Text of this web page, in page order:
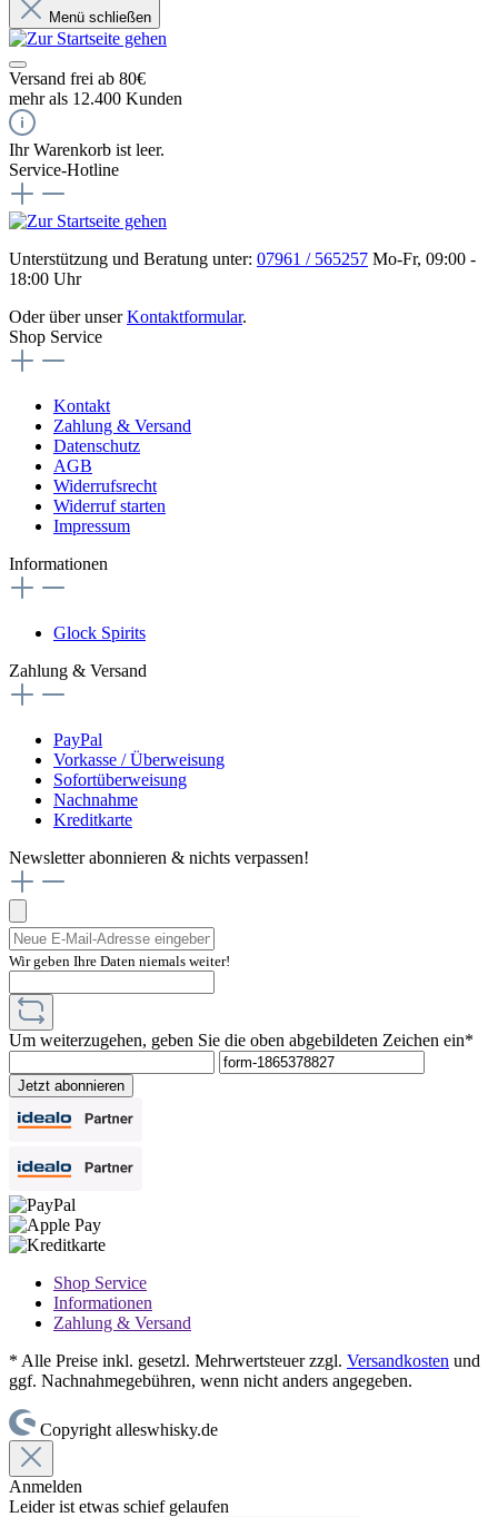
Menü schließen
Versand frei ab 80€
mehr als 12.400 Kunden
Ihr Warenkorb ist leer.
Service-Hotline
Unterstützung und Beratung unter: 07961 / 565257 Mo-Fr, 09:00 -
18:00 Uhr
Oder über unserKontaktformular.
Shop Service
Kontakt
Zahlung & Versand
Datenschutz
AGB
Widerrufsrecht
Widerruf starten
Impressum
Informationen
Glock Spirits
Zahlung & Versand
PayPal
Vorkasse / Überweisung
Sofortüberweisung
Nachnahme
Kreditkarte
Newsletter abonnieren & nichts verpassen!
Wir geben Ihre Daten niemals weiter!
Um weiterzugehen, geben Sie die oben abgebildeten Zeichen ein*
Jetzt abonnieren
Shop Service
Informationen
Zahlung & Versand
* Alle Preise inkl. gesetzl. Mehrwertsteuer zzgl. Versandkosten und
ggf. Nachnahmegebühren, wenn nicht anders angegeben.
Copyright alleswhisky.de
Anmelden
Leider ist etwas schief gelaufen